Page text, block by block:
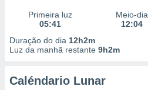
Primeira luz
05:41
Meio-dia
12:04
Duração do dia 12h2m
Luz da manhã restante 9h2m
Caléndario Lunar